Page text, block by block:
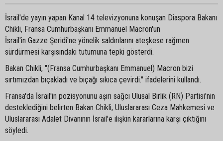
İsrail'de yayın yapan Kanal 14 televizyonuna konuşan Diaspora Bakanı
Chikli, Fransa Cumhurbaşkanı Emmanuel Macron'un
İsrail'in Gazze Şeridi'ne yönelik saldırılarını ateşkese rağmen
sürdürmesi karşısındaki tutumuna tepki gösterdi.
Bakan Chikli, "(Fransa Cumhurbaşkanı Emmanuel) Macron bizi
sırtımızdan bıçakladı ve bıçağı sıkıca çevirdi." ifadelerini kullandı.
Fransa'da İsrail'in pozisyonunu aşırı sağcı Ulusal Birlik (RN) Partisi'nin
desteklediğini belirten Bakan Chikli, Uluslararası Ceza Mahkemesi ve
Uluslararası Adalet Divanının İsrail'e ilişkin kararlarına karşı çıktığını
söyledi.